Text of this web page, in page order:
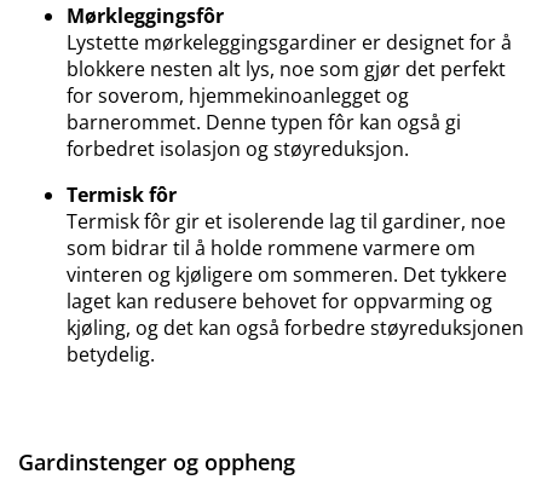
Mørkleggingsfôr
Lystette mørkeleggingsgardiner er designet for å
blokkere nesten alt lys, noe som gjør det perfekt
for soverom, hjemmekinoanlegget og
barnerommet. Denne typen fôr kan også gi
forbedret isolasjon og støyreduksjon.
Termisk fôr
Termisk fôr gir et isolerende lag til gardiner, noe
som bidrar til å holde rommene varmere om
vinteren og kjøligere om sommeren. Det tykkere
laget kan redusere behovet for oppvarming og
kjøling, og det kan også forbedre støyreduksjonen
betydelig.
Gardinstenger og oppheng